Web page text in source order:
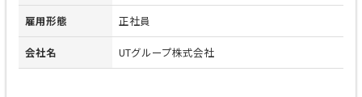
雇用形態 正社員
会社名 UTグループ株式会社